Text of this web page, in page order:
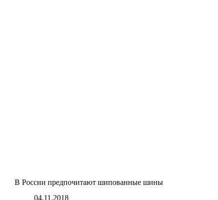
В России предпочитают шипованные шины
04.11.2018